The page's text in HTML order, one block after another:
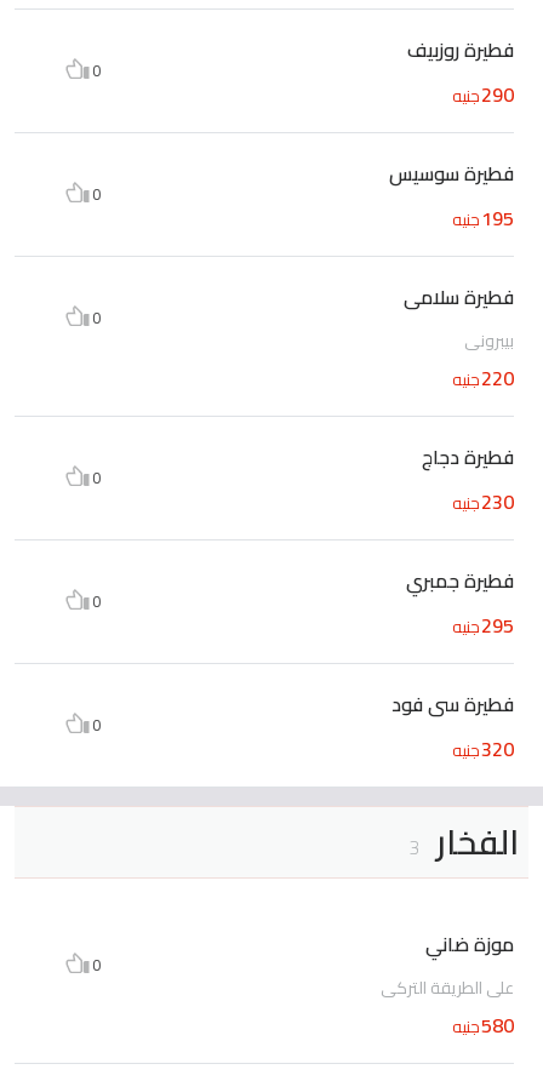
فطيرة روزبيف
290جنيه
0
فطيرة سوسيس
195جنيه
0
فطيرة سلامى
بيبروني
220جنيه
0
فطيرة دجاج
230جنيه
0
فطيرة جمبري
295جنيه
0
فطيرة سى فود
320جنيه
0
الفخار 3
موزة ضاني
على الطريقة التركي
580جنيه
0